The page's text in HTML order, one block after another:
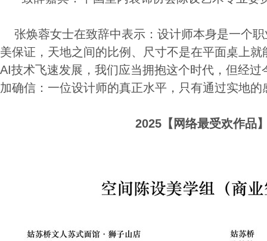
张焕蓉女士在致辞中表示：设计师本身是一个
美保证，天地之间的比例、尺寸不是在平面桌上
AI技术飞速发展，我们应当拥抱这个时代，但经过
加确信：一位设计师的真正水平，只有通过实地
2025【网络最受欢作品